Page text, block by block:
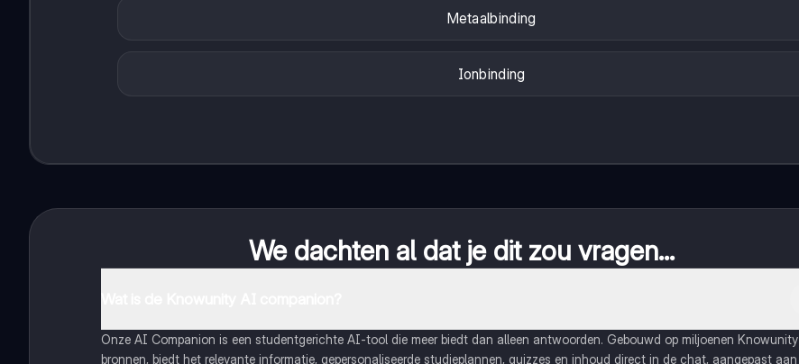
Metaalbinding
Ionbinding
We dachten al dat je dit zou vragen...
Onze AI Companion is een studentgerichte AI-tool die meer biedt dan alleen antwoorden. Gebouwd op miljoenen Knowunity
bronnen, biedt het relevante informatie, gepersonaliseerde studieplannen, quizzes en inhoud direct in de chat, aangepast aan